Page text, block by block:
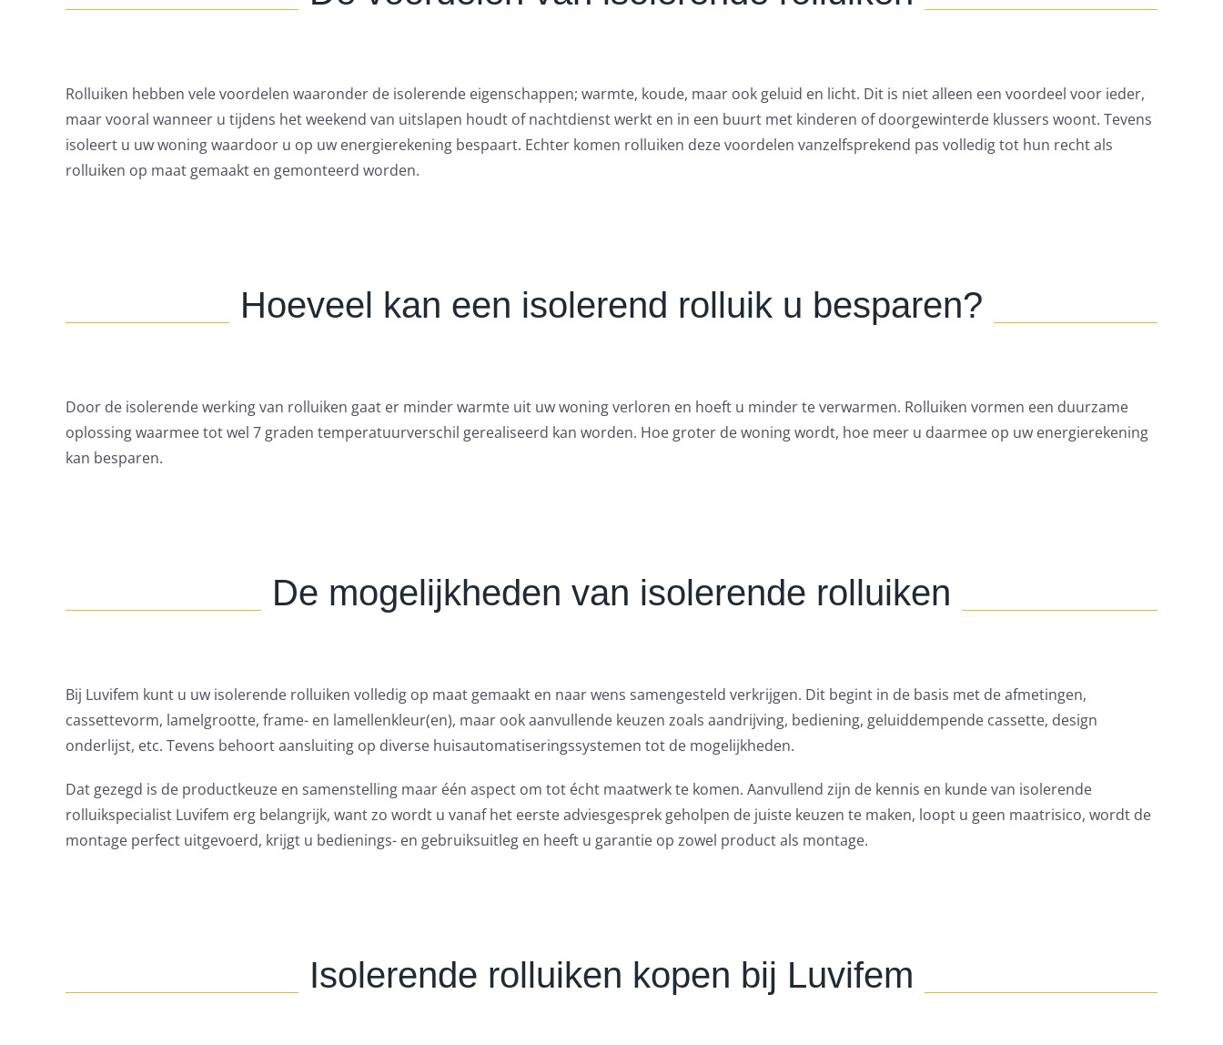
Rolluiken hebben vele voordelen waaronder de isolerende eigenschappen; warmte, koude, maar ook geluid en licht. Dit is niet alleen een voordeel voor ieder,
maar vooral wanneer u tijdens het weekend van uitslapen houdt of nachtdienst werkt en in een buurt met kinderen of doorgewinterde klussers woont. Tevens
isoleert u uw woning waardoor u op uw energierekening bespaart. Echter komen rolluiken deze voordelen vanzelfsprekend pas volledig tot hun recht als
rolluiken op maat gemaakt en gemonteerd worden.
Hoeveel kan een isolerend rolluik u besparen?
Door de isolerende werking van rolluiken gaat er minder warmte uit uw woning verloren en hoeft u minder te verwarmen. Rolluiken vormen een duurzame
oplossing waarmee tot wel 7 graden temperatuurverschil gerealiseerd kan worden. Hoe groter de woning wordt, hoe meer u daarmee op uw energierekening
kan besparen.
De mogelijkheden van isolerende rolluiken
Bij Luvifem kunt u uw isolerende rolluiken volledig op maat gemaakt en naar wens samengesteld verkrijgen. Dit begint in de basis met de afmetingen,
cassettevorm, lamelgrootte, frame- en lamellenkleur(en), maar ook aanvullende keuzen zoals aandrijving, bediening, geluiddempende cassette, design
onderlijst, etc. Tevens behoort aansluiting op diverse huisautomatiseringssystemen tot de mogelijkheden.
Dat gezegd is de productkeuze en samenstelling maar één aspect om tot écht maatwerk te komen. Aanvullend zijn de kennis en kunde van isolerende
rolluikspecialist Luvifem erg belangrijk, want zo wordt u vanaf het eerste adviesgesprek geholpen de juiste keuzen te maken, loopt u geen maatrisico, wordt de
montage perfect uitgevoerd, krijgt u bedienings- en gebruiksuitleg en heeft u garantie op zowel product als montage.
Isolerende rolluiken kopen bij Luvifem